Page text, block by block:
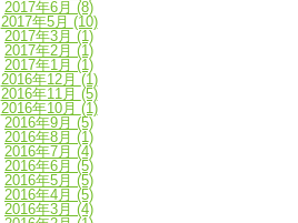
2017年6月 (8)
2017年5月 (10)
2017年3月 (1)
2017年2月 (1)
2017年1月 (1)
2016年12月 (1)
2016年11月 (5)
2016年10月 (1)
2016年9月 (5)
2016年8月 (1)
2016年7月 (4)
2016年6月 (5)
2016年5月 (5)
2016年4月 (5)
2016年3月 (4)